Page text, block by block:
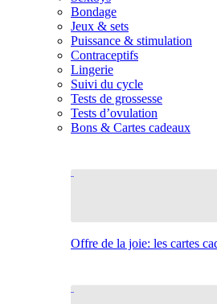
Bondage
Jeux & sets
Puissance & stimulation
Contraceptifs
Lingerie
Suivi du cycle
Tests de grossesse
Tests d’ovulation
Bons & Cartes cadeaux
Offre de la joie: les cartes